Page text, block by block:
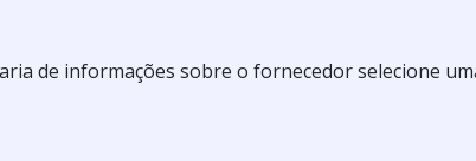
de informações sobre o fornecedor selecione